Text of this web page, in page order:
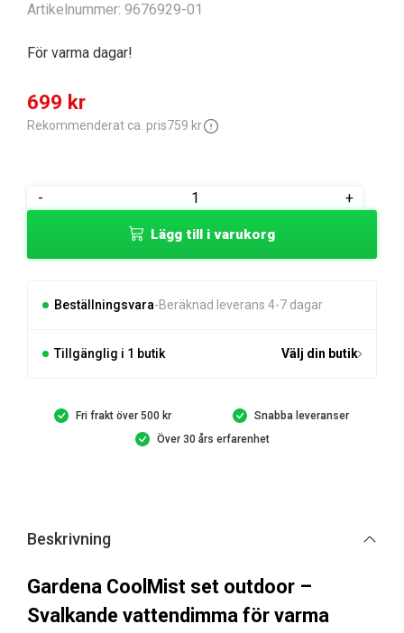
Artikelnummer: 9676929-01
För varma dagar!
Det
ursprungliga
759 kr.
699 kr
Det
nuvarande
699 kr.
Rekommenderat ca. pris759 kr
-
Gardena
Outdoor
+
Lägg till i varukorg
Beställningsvara Beräknad leverans 4-7 dagar
Tillgänglig i 1 butik Välj din butik
Fri frakt över 500 kr
Snabba leveranser
Över 30 års erfarenhet
Beskrivning
Gardena CoolMist set outdoor –
Svalkande vattendimma för varma